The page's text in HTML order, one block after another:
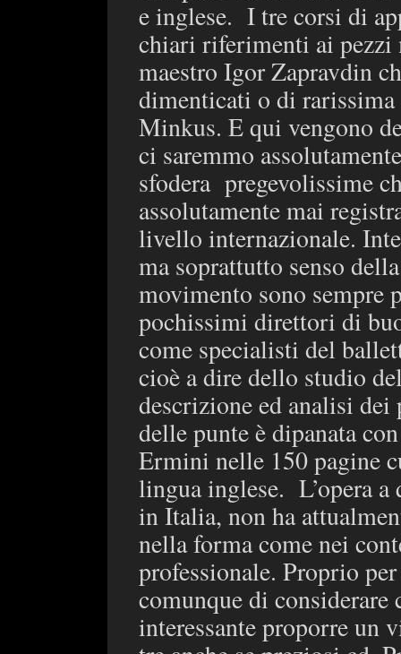
e inglese. I tre corsi di
chiari riferimenti ai pezzi
maestro Igor Zapravdin
dimenticati o di
Minkus. E qui vengono
ci saremmo
sfodera pregevolissime
assolutamente mai
livello internazionale.
ma soprattutto senso
movimento sono sempre
pochissimi direttori di
come specialisti del
cioè a dire dello studio
descrizione ed analisi dei
delle punte è dipanata
Ermini nelle 150 pagine
lingua inglese. L’opera
in Italia, non ha
nella forma come nei
professionale. Proprio
comunque di considerare
interessante proporre un